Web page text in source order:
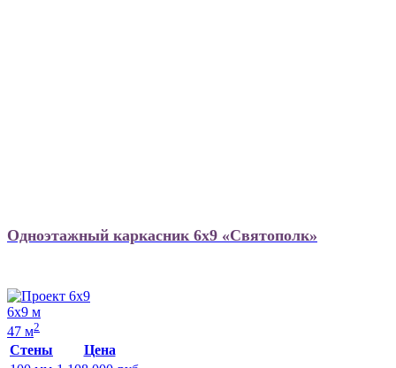
Одноэтажный каркасник 6х9 «Святополк»
6х9 м
47 м2
Стены
Цена